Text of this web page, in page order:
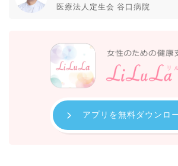
医療法人定生会 谷口病院
アプリを無料ダウンロ